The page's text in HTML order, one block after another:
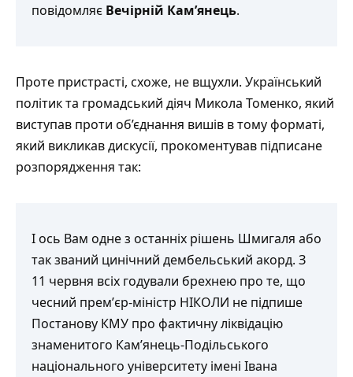
повідомляє Вечірній Кам’янець.
Проте пристрасті, схоже, не вщухли. Український
політик та громадський діяч Микола Томенко, який
виступав проти об’єднання вишів в тому форматі,
який викликав дискусії, прокоментував підписане
розпорядження так:
І ось Вам одне з останніх рішень Шмигаля або
так званий цинічний дембельський акорд. З
11 червня всіх годували брехнею про те, що
чесний премʼєр-міністр НІКОЛИ не підпише
Постанову КМУ про фактичну ліквідацію
знаменитого Камʼянець-Подільського
національного університету імені Івана